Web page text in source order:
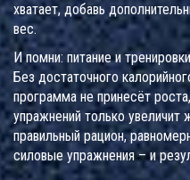
хватает, добавь
вес.
И помни: питание и
Без достаточного
программа не принесёт
упражнений только
правильный рацион,
силовые упражнения – и